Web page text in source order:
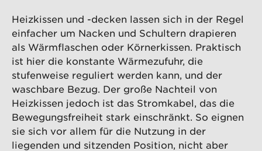
Heizkissen und -decken lassen sich in der Regel
einfacher um Nacken und Schultern drapieren
als Wärmflaschen oder Körnerkissen. Praktisch
ist hier die konstante Wärmezufuhr, die
stufenweise reguliert werden kann, und der
waschbare Bezug. Der große Nachteil von
Heizkissen jedoch ist das Stromkabel, das die
Bewegungsfreiheit stark einschränkt. So eignen
sie sich vor allem für die Nutzung in der
liegenden und sitzenden Position, nicht aber